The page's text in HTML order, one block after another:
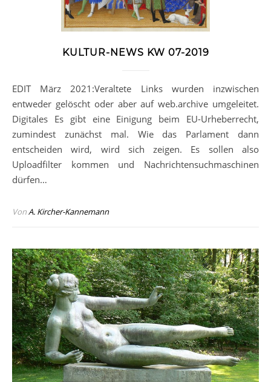
KULTUR-NEWS KW 07-2019
EDIT März 2021:Veraltete Links wurden inzwischen
entweder gelöscht oder aber auf web.archive umgeleitet.
Digitales Es gibt eine Einigung beim EU-Urheberrecht,
zumindest zunächst mal. Wie das Parlament dann
entscheiden wird, wird sich zeigen. Es sollen also
Uploadfilter kommen und Nachrichtensuchmaschinen
dürfen…
VonA. Kircher-Kannemann